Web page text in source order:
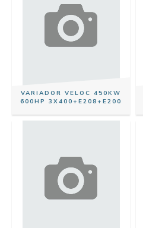
VARIADOR VELOC 450KW
600HP 3X400+E208+E200